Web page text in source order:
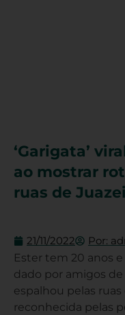
‘Garigata’
ao mostrar
ruas de
21/11/2022 Por:
Ester tem 20 anos e
dado por amigos
espalhou pelas
reconhecida pelas